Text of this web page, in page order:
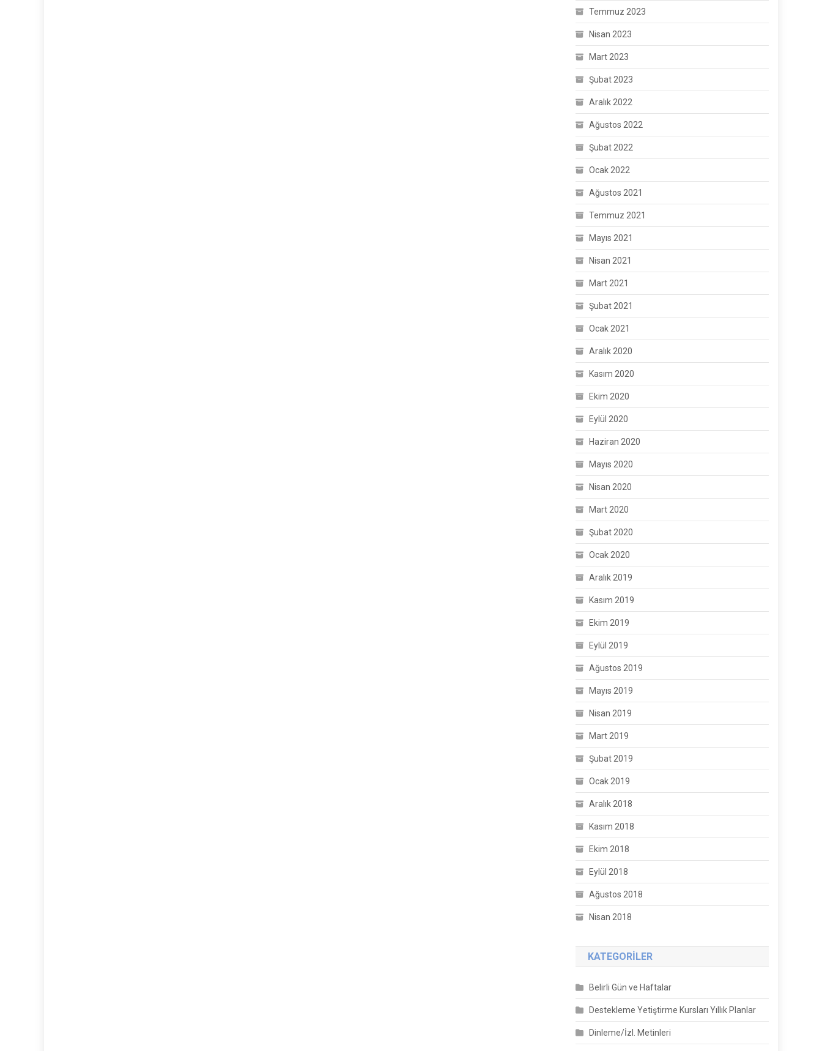
Temmuz 2023
Nisan 2023
Mart 2023
Şubat 2023
Aralık 2022
Ağustos 2022
Şubat 2022
Ocak 2022
Ağustos 2021
Temmuz 2021
Mayıs 2021
Nisan 2021
Mart 2021
Şubat 2021
Ocak 2021
Aralık 2020
Kasım 2020
Ekim 2020
Eylül 2020
Haziran 2020
Mayıs 2020
Nisan 2020
Mart 2020
Şubat 2020
Ocak 2020
Aralık 2019
Kasım 2019
Ekim 2019
Eylül 2019
Ağustos 2019
Mayıs 2019
Nisan 2019
Mart 2019
Şubat 2019
Ocak 2019
Aralık 2018
Kasım 2018
Ekim 2018
Eylül 2018
Ağustos 2018
Nisan 2018
KATEGORILER
Belirli Gün ve Haftalar
Destekleme Yetiştirme Kursları Yıllık Planlar
Dinleme/İzl. Metinleri